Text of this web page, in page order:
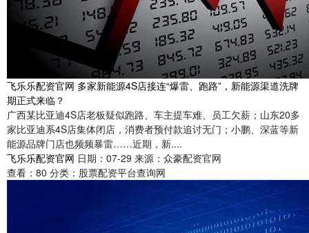
飞乐乐配资官网 多家新能源4S店接连“爆雷、跑路”，新能源渠道洗牌
期正式来临？
广西某比亚迪4S店老板疑似跑路、车主提车难、员工欠薪；山东20多
家比亚迪系4S店集体闭店，消费者预付款追讨无门；小鹏、深蓝等新
能源品牌门店也频频暴雷……近期，新....
飞乐乐配资官网 日期：07-29 来源：众豪配资官网
查看： 80 分类： 股票配资平台查询网